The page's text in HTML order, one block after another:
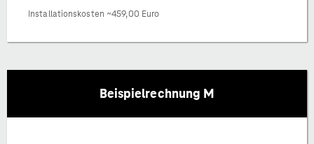
Installationskosten ~459,00 Euro
Beispielrechnung M